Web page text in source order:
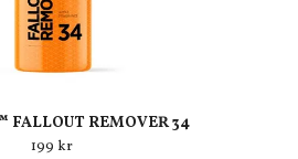
FALLOUT REMOVER 34
199 kr